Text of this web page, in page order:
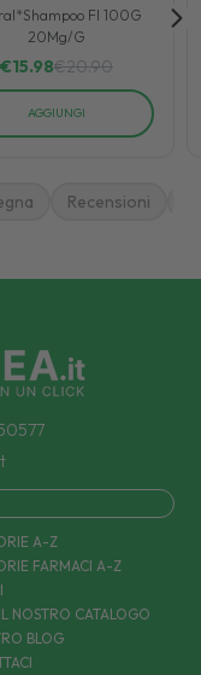
Fl 100G
20Mg/G
€15.98€20.90
AGGIUNGI
Recensioni
A-Z
FARMACI A-Z
NOSTRO CATALOGO
BLOG